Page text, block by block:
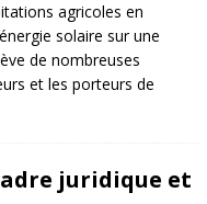
agricoles en
solaire sur une
de nombreuses
et les porteurs de
juridique et